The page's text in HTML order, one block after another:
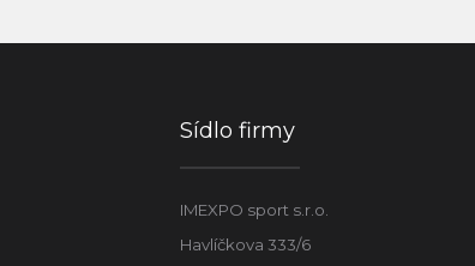
Sídlo firmy
IMEXPO sport s.r.o.
Havlíčkova 333/6